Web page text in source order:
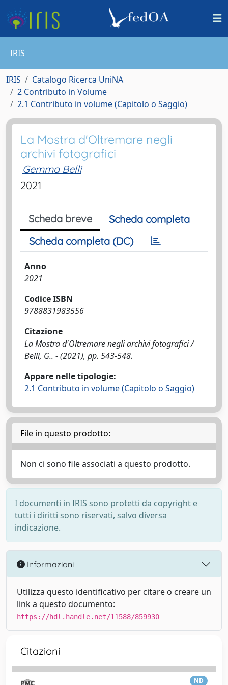
IRIS
IRIS
Catalogo Ricerca UniNA
2 Contributo in Volume
2.1 Contributo in volume (Capitolo o Saggio)
La Mostra d'Oltremare negli
archivi fotografici
Gemma Belli
2021
Scheda breve
Scheda completa
Scheda completa (DC)
Anno
2021
Codice ISBN
9788831983556
Citazione
La Mostra d'Oltremare negli archivi fotografici /
Belli, G.. - (2021), pp. 543-548.
Appare nelle tipologie:
2.1 Contributo in volume (Capitolo o Saggio)
File in questo prodotto:
Non ci sono file associati a questo prodotto.
I documenti in IRIS sono protetti da copyright e
tutti i diritti sono riservati, salvo diversa
indicazione.
Informazioni
Utilizza questo identificativo per citare o creare un
link a questo documento:
https://hdl.handle.net/11588/859930
Citazioni
ND